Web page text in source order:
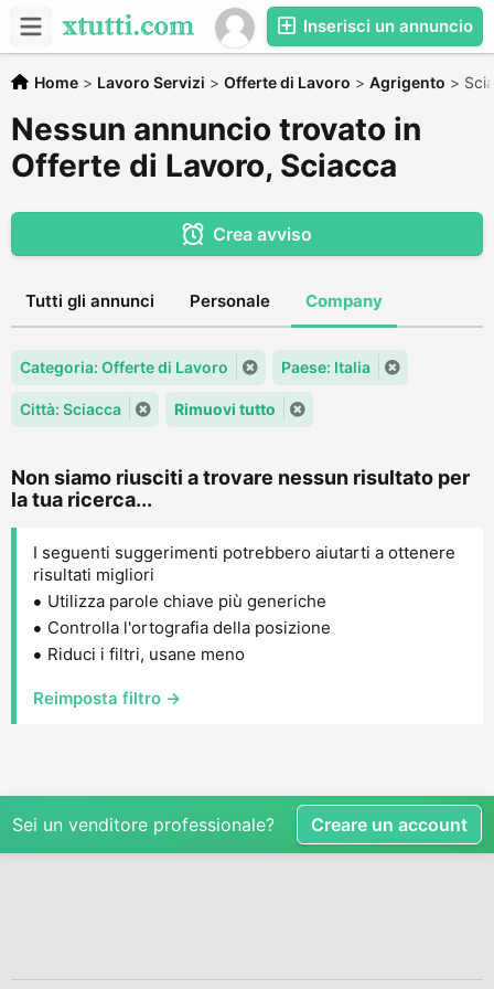
Inserisci un annuncio
Home > Lavoro Servizi > Offerte di Lavoro > Agrigento >
Nessun annuncio trovato in
Offerte di Lavoro, Sciacca
Crea avviso
Tutti gli annunci Personale Company
Categoria: Offerte di Lavoro Paese: Italia
Città: Sciacca Rimuovi tutto
Non siamo riusciti a trovare nessun risultato per
la tua ricerca...
I seguenti suggerimenti potrebbero aiutarti a ottenere
risultati migliori
Utilizza parole chiave più generiche
Controlla l'ortografia della posizione
Riduci i filtri, usane meno
Reimposta filtro →
Sei un venditore professionale? Creare un account